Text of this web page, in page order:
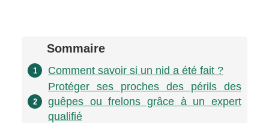
Sommaire
1 Comment savoir si un nid a été fait ?
2
Protéger ses proches des périls des
guêpes ou frelons grâce à un expert
qualifié